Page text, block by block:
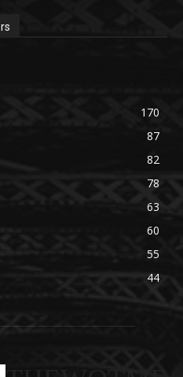
170
87
82
78
63
60
55
44